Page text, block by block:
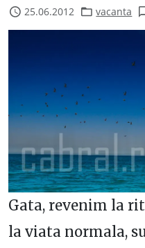
25.06.2012 vacanta
Gata, revenim la
la viata normala,